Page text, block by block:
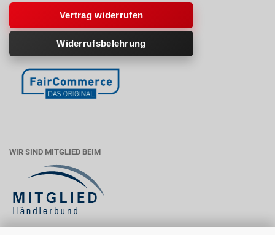
Vertrag widerrufen
Widerrufsbelehrung
WIR SIND MITGLIED BEIM